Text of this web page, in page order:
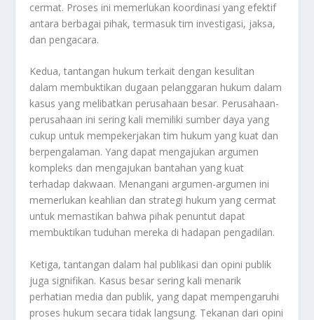
cermat. Proses ini memerlukan koordinasi yang efektif
antara berbagai pihak, termasuk tim investigasi, jaksa,
dan pengacara.
Kedua, tantangan hukum terkait dengan kesulitan
dalam membuktikan dugaan pelanggaran hukum dalam
kasus yang melibatkan perusahaan besar. Perusahaan-
perusahaan ini sering kali memiliki sumber daya yang
cukup untuk mempekerjakan tim hukum yang kuat dan
berpengalaman. Yang dapat mengajukan argumen
kompleks dan mengajukan bantahan yang kuat
terhadap dakwaan. Menangani argumen-argumen ini
memerlukan keahlian dan strategi hukum yang cermat
untuk memastikan bahwa pihak penuntut dapat
membuktikan tuduhan mereka di hadapan pengadilan.
Ketiga, tantangan dalam hal publikasi dan opini publik
juga signifikan. Kasus besar sering kali menarik
perhatian media dan publik, yang dapat mempengaruhi
proses hukum secara tidak langsung. Tekanan dari opini